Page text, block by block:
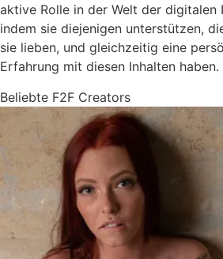
aktive Rolle in der Welt der digitalen
indem sie diejenigen unterstützen,
sie lieben, und gleichzeitig eine
Erfahrung mit diesen Inhalten haben.
Beliebte F2F Creators